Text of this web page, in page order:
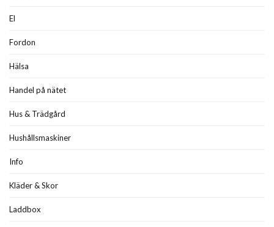
El
Fordon
Hälsa
Handel på nätet
Hus & Trädgård
Hushållsmaskiner
Info
Kläder & Skor
Laddbox